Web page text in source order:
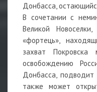
Донбасса,
В сочетании с
Великой
«фортець»,
захват
освобождению
Донбасса,
также может